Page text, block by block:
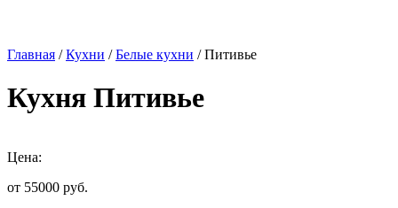
Главная /Кухни /Белые кухни / Питивье
Кухня Питивье
Цена:
от 55000 руб.